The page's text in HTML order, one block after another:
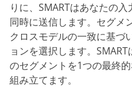
りに、SMARTはあなたの
同時に送信します。セグメ
クロスモデルの一致に基づ
ョンを選択します。
のセグメントを1つの最終
組み立てます。